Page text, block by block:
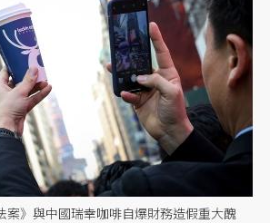
案》與中國瑞幸咖啡自爆財務造假重大醜